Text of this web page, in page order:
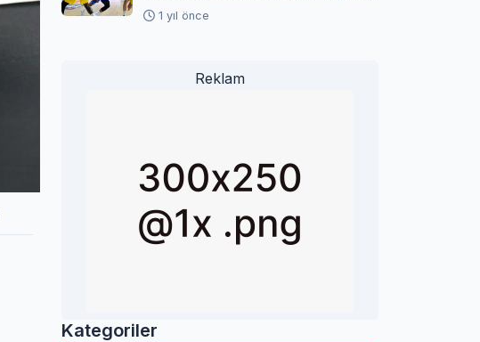
Finaline Yükseldi
1 yıl önce
Reklam
Kategoriler